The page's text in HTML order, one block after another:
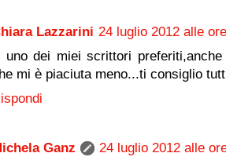
Lazzarini 24 luglio 2012 alle
uno dei miei scrittori
mi è piaciuta meno...ti consiglio
Ganz
24 luglio 2012 alle